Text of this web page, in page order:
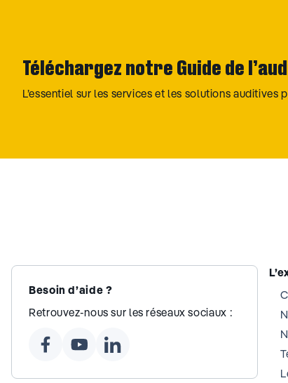
Téléchargez notre Guide de
L’essentiel sur les services et les solutions auditives
Besoin d’aide ?
Retrouvez-nous sur les réseaux sociaux :